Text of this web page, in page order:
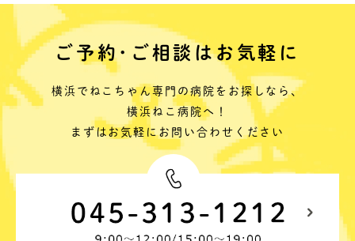
ご予約･ご相談はお気軽に
横浜でねこちゃん専門の病院をお探しなら、
横浜ねこ病院へ！
まずはお気軽にお問い合わせください